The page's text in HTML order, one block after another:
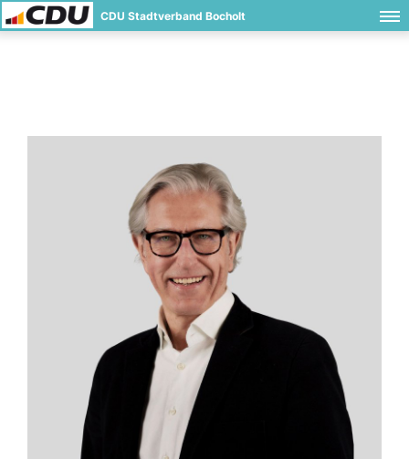
CDU Stadtverband Bocholt